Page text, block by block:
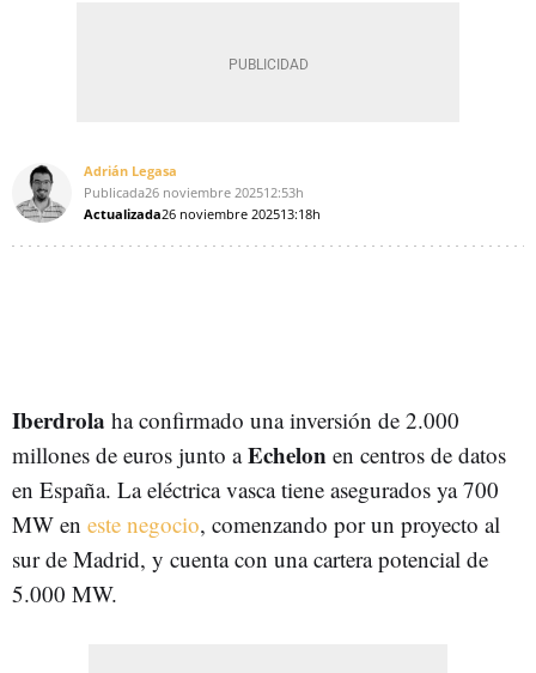
Adrián Legasa
Publicada26 noviembre 202512:53h
Actualizada26 noviembre 202513:18h
Iberdrola ha confirmado una inversión de 2.000
millones de euros junto aEchelon en centros de datos
en España. La eléctrica vasca tiene asegurados ya 700
MW en este negocio, comenzando por un proyecto al
sur de Madrid, y cuenta con una cartera potencial de
5.000 MW.